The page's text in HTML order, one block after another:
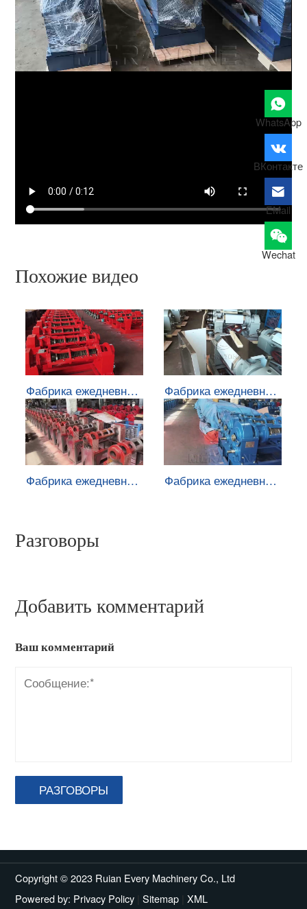
Похожие видео
Фабрика ежедневно в
июле 2026 года 28
Фабрика ежедневно в
июле 2026 года 27
Фабрика ежедневно в
Фабрика ежедневно в
Разговоры
Добавить комментарий
Ваш комментарий
РАЗГОВОРЫ
Copyright © 2023 Ruian Every Machinery Co., Ltd
Powered by: Privacy Policy |Sitemap |XML
WhatsApp
ВКонтакте
EMail
Wechat